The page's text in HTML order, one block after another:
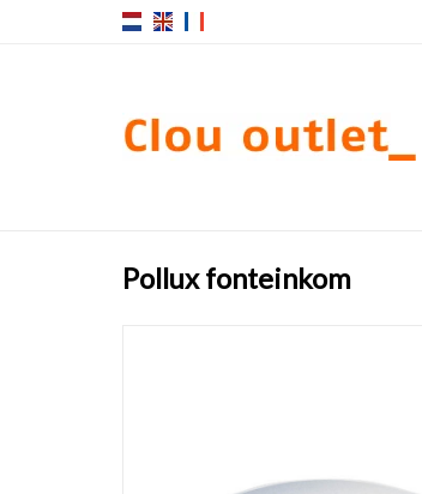
Pollux fonteinkom